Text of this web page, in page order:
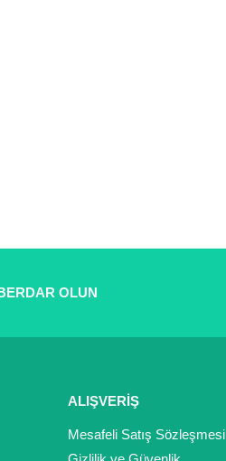
OLUN
ALIŞVERİŞ
Mesafeli Satış Sözleşmesi